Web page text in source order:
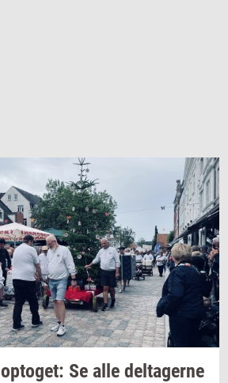
op­to­get: Se alle del­ta­ger­ne